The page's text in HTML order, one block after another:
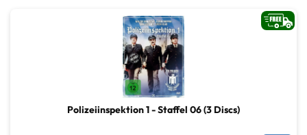
Polizeiinspektion 1 - Staffel 06 (3 Discs)